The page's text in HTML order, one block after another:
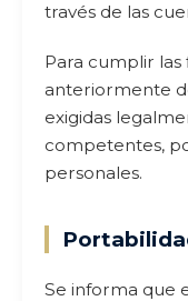
través de las
Para cumplir las
anteriormente
exigidas
competentes,
personales.
Se informa que